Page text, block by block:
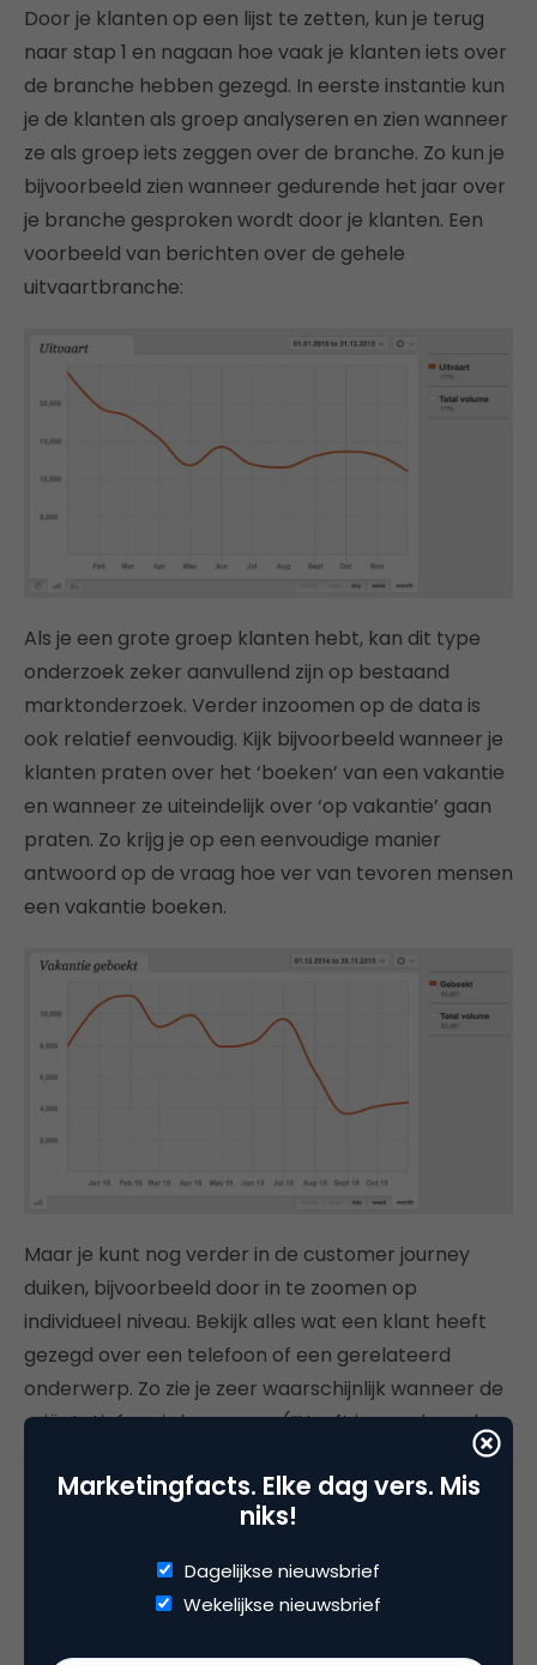
Door je klanten op een lijst te zetten, kun je terug
naar stap 1 en nagaan hoe vaak je klanten iets over
de branche hebben gezegd. In eerste instantie kun
je de klanten als groep analyseren en zien wanneer
ze als groep iets zeggen over de branche. Zo kun je
bijvoorbeeld zien wanneer gedurende het jaar over
je branche gesproken wordt door je klanten. Een
voorbeeld van berichten over de gehele
uitvaartbranche:
Als je een grote groep klanten hebt, kan dit type
onderzoek zeker aanvullend zijn op bestaand
marktonderzoek. Verder inzoomen op de data is
ook relatief eenvoudig. Kijk bijvoorbeeld wanneer je
klanten praten over het ‘boeken’ van een vakantie
en wanneer ze uiteindelijk over ‘op vakantie’ gaan
praten. Zo krijg je op een eenvoudige manier
antwoord op de vraag hoe ver van tevoren mensen
een vakantie boeken.
Maar je kunt nog verder in de customer journey
duiken, bijvoorbeeld door in te zoomen op
individueel niveau. Bekijk alles wat een klant heeft
gezegd over een telefoon of een gerelateerd
onderwerp. Zo zie je zeer waarschijnlijk wanneer de
oriëntatiefase is begonnen (“Heeft iemand goede
andere opties zijn overwogen en wanneer iemand
zijn uiteindelijke aankoop toelicht. Dit kun je zien
door binnen de dataset alles van een bepaald
account te zoeken.
Marketingfacts. Elke dag vers. Mis
niks!
Dagelijkse nieuwsbrief
Wekelijkse nieuwsbrief